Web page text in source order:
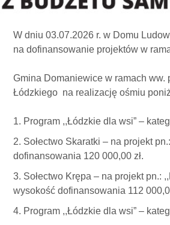
W dniu 03.07.2026 r. w Domu
na dofinansowanie projektów w
Gmina Domaniewice w ramach ww.
Łódzkiego na realizację ośmiu
Program ,,Łódzkie dla wsi” –
Sołectwo Skaratki – na projekt
dofinansowania 120 000,00 zł.
Sołectwo Krępa – na projekt pn.:
wysokość dofinansowania 112
Program ,,Łódzkie dla wsi” –